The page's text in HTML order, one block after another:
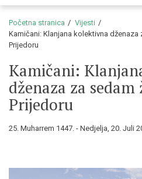
Početna stranica
Vijesti
Kamičani: Klanjana kolektivna dženaza
Prijedoru
Kamičani:
dženaza za
Prijedoru
25. Muharrem 1447. - Nedjelja, 20. Juli